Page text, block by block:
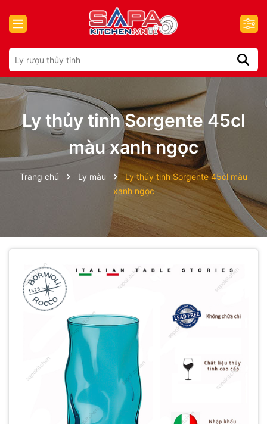
Ly thủy tinh Sorgente 45cl
màu xanh ngọc
Trang chủ Ly màu
Ly thủy tinh Sorgente 45cl màu
xanh ngọc